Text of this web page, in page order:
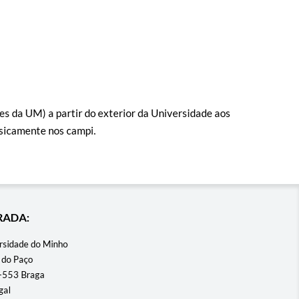
da UM) a partir do exterior da Universidade aos
nos campi.
do Minho
Paço
Braga